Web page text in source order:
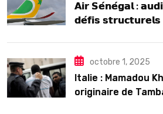
𝗔𝗶𝗿 𝗦𝗲́𝗻𝗲́𝗴𝗮𝗹 :
𝗱𝗲́𝗳𝗶𝘀
octobre 1, 2025
Italie : Mamadou
originaire de